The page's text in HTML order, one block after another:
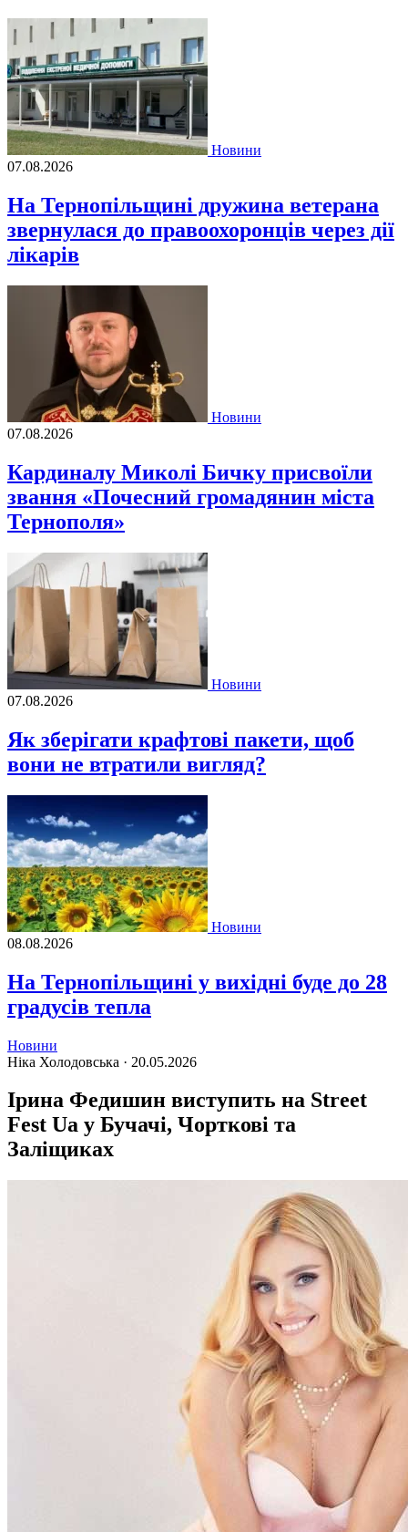
Новини
07.08.2026
На Тернопільщині дружина ветерана
звернулася до правоохоронців через дії
лікарів
Новини
07.08.2026
Кардиналу Миколі Бичку присвоїли
звання «Почесний громадянин міста
Тернополя»
Новини
07.08.2026
Як зберігати крафтові пакети, щоб
вони не втратили вигляд?
Новини
08.08.2026
На Тернопільщині у вихідні буде до 28
градусів тепла
Новини
Ніка Холодовська · 20.05.2026
Ірина Федишин виступить на Street
Fest Ua у Бучачі, Чорткові та
Заліщиках